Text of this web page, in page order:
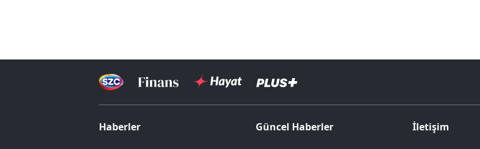
Haberler Güncel Haberler İletişim